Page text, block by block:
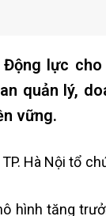
Động lực
quản lý,
vững.
Hà Nội tổ
hình tăng